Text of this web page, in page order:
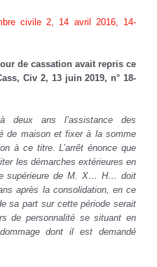
civile 2, 14 avril 2016, 14-
de cassation avait repris ce
Civ 2, 13 juin 2019, n° 18-
ans l’assistance des
de maison et fixer à la somme
à ce titre. L’arrêt énonce que
les démarches extérieures en
supérieure de M. X… H… doit
après la consolidation, en ce
sa part sur cette période serait
de personnalité se situant en
dont il est demandé